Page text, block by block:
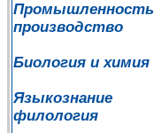
Промышленность
производство
Биология и химия
Языкознание
филология